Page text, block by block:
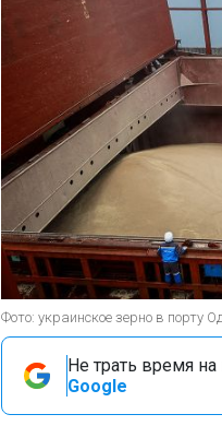
Фото: украинское зерно в порту
Не трать время
Google